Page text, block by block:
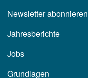
Newsletter abonnieren
Jahresberichte
Jobs
Grundlagen